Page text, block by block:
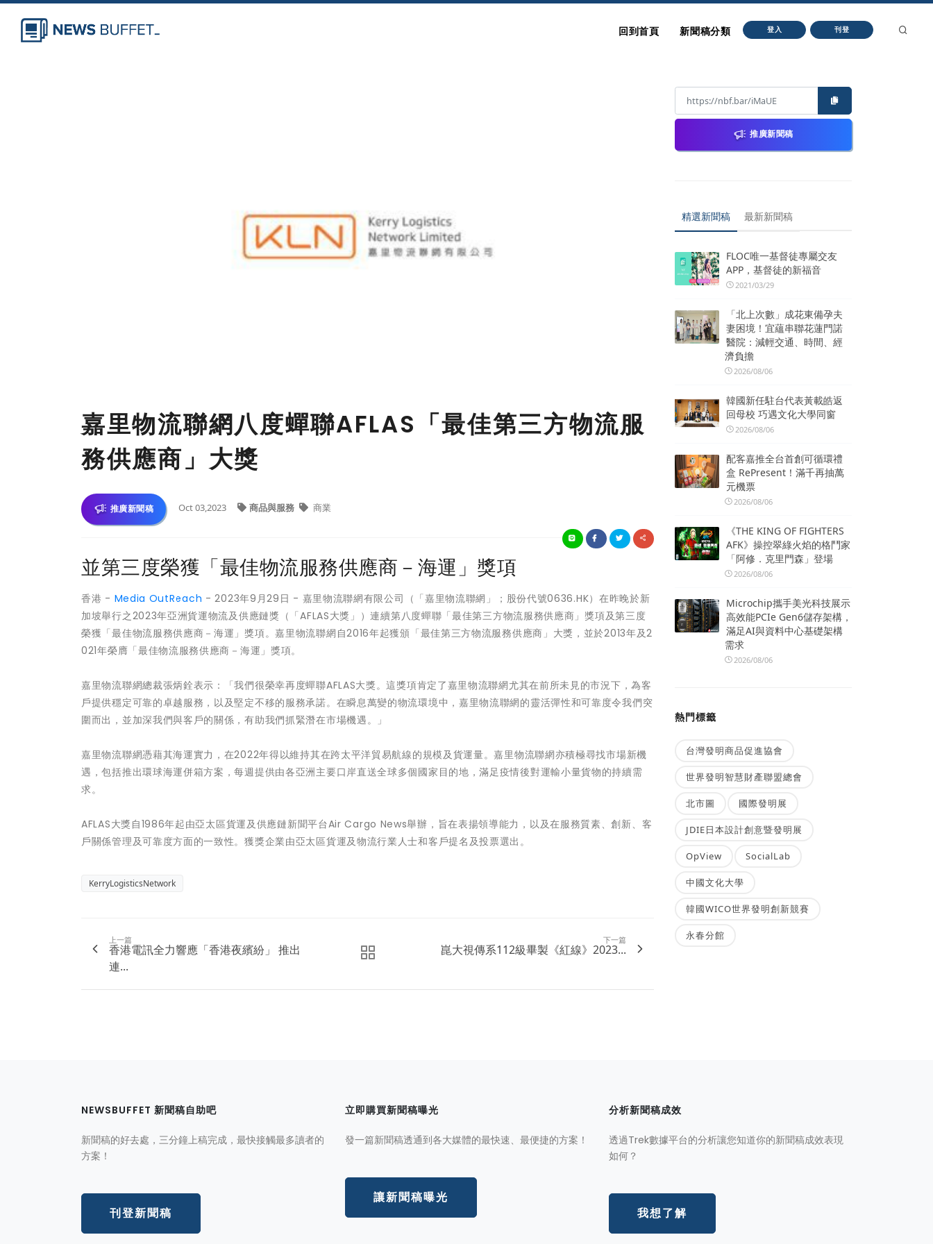
回到首頁 新聞稿分類 登入 刊登
嘉里物流聯網八度蟬聯AFLAS「最佳第三方物流服
務供應商」大獎
推廣新聞稿 Oct 03,2023 商品與服務 商業
並第三度榮獲「最佳物流服務供應商－海運」獎項
香港 - Media OutReach - 2023年9月29日 - 嘉里物流聯網有限公司（「嘉里物流聯網」；股份代號0636.HK）在昨晚於新
加坡舉行之2023年亞洲貨運物流及供應鏈獎（「AFLAS大獎」）連續第八度蟬聯「最佳第三方物流服務供應商」獎項及第三度
榮獲「最佳物流服務供應商－海運」獎項。嘉里物流聯網自2016年起獲頒「最佳第三方物流服務供應商」大獎，並於2013年及2
021年榮膺「最佳物流服務供應商－海運」獎項。
嘉里物流聯網總裁張炳銓表示：「我們很榮幸再度蟬聯AFLAS大獎。這獎項肯定了嘉里物流聯網尤其在前所未見的市況下，為客
戶提供穩定可靠的卓越服務，以及堅定不移的服務承諾。在瞬息萬變的物流環境中，嘉里物流聯網的靈活彈性和可靠度令我們突
圍而出，並加深我們與客戶的關係，有助我們抓緊潛在市場機遇。」
嘉里物流聯網憑藉其海運實力，在2022年得以維持其在跨太平洋貿易航線的規模及貨運量。嘉里物流聯網亦積極尋找市場新機
遇，包括推出環球海運併箱方案，每週提供由各亞洲主要口岸直送全球多個國家目的地，滿足疫情後對運輸小量貨物的持續需
求。
AFLAS大獎自1986年起由亞太區貨運及供應鏈新聞平台Air Cargo News舉辦，旨在表揚領導能力，以及在服務質素、創新、客
戶關係管理及可靠度方面的一致性。獲獎企業由亞太區貨運及物流行業人士和客戶提名及投票選出。
KerryLogisticsNetwork
上一篇
香港電訊全力響應「香港夜繽紛」 推出
連...
下一篇
崑大視傳系112級畢製《紅線》2023...
推廣新聞稿
精選新聞稿 最新新聞稿
FLOC唯一基督徒專屬交友
APP，基督徒的新福音
2021/03/29
「北上次數」成花東備孕夫
妻困境！宜蘊串聯花蓮門諾
醫院：減輕交通、時間、經
濟負擔
2026/08/06
韓國新任駐台代表黃載皓返
回母校 巧遇文化大學同窗
2026/08/06
配客嘉推全台首創可循環禮
盒 RePresent！滿千再抽萬
元機票
2026/08/06
《THE KING OF FIGHTERS
AFK》操控翠綠火焰的格鬥家
「阿修．克里門森」登場
2026/08/06
Microchip攜手美光科技展示
高效能PCIe Gen6儲存架構，
滿足AI與資料中心基礎架構
需求
2026/08/06
熱門標籤
台灣發明商品促進協會
世界發明智慧財產聯盟總會
北市圖 國際發明展
JDIE日本設計創意暨發明展
OpView SocialLab
中國文化大學
韓國WICO世界發明創新競賽
永春分館
NEWSBUFFET 新聞稿自助吧
新聞稿的好去處，三分鐘上稿完成，最快接觸最多讀者的
方案！
刊登新聞稿
立即購買新聞稿曝光
發一篇新聞稿透通到各大媒體的最快速、最便捷的方案！
讓新聞稿曝光
分析新聞稿成效
透過Trek數據平台的分析讓您知道你的新聞稿成效表現
如何？
我想了解